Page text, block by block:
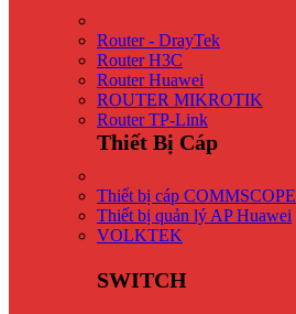
Router - DrayTek
Router H3C
Router Huawei
ROUTER MIKROTIK
Router TP-Link
Thiết Bị Cáp
Thiết bị cáp COMMSCOPE
Thiết bị quản lý AP Huawei
VOLKTEK
SWITCH